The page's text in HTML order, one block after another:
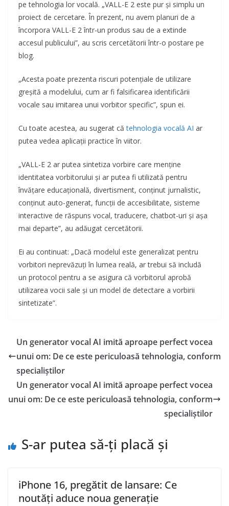
pe tehnologia lor vocală. „VALL-E 2 este pur și simplu un
proiect de cercetare. În prezent, nu avem planuri de a
încorpora VALL-E 2 într-un produs sau de a extinde
accesul publicului”, au scris cercetătorii într-o postare pe
blog.
„Acesta poate prezenta riscuri potențiale de utilizare
greșită a modelului, cum ar fi falsificarea identificării
vocale sau imitarea unui vorbitor specific”, spun ei.
Cu toate acestea, au sugerat cătehnologia vocală AI ar
putea vedea aplicații practice în viitor.
„VALL-E 2 ar putea sintetiza vorbire care menține
identitatea vorbitorului și ar putea fi utilizată pentru
învățare educațională, divertisment, conținut jurnalistic,
conținut auto-generat, funcții de accesibilitate, sisteme
interactive de răspuns vocal, traducere, chatbot-uri și așa
mai departe”, au adăugat cercetătorii.
Ei au continuat: „Dacă modelul este generalizat pentru
vorbitori neprevăzuți în lumea reală, ar trebui să includă
un protocol pentru a se asigura că vorbitorul aprobă
utilizarea vocii sale și un model de detectare a vorbirii
sintetizate”.
Un generator vocal AI imită aproape perfect vocea
unui om: De ce este periculoasă tehnologia, conform
specialiștilor
Un generator vocal AI imită aproape perfect vocea
unui om: De ce este periculoasă tehnologia, conform
specialiștilor
S-ar putea să-ți placă și
iPhone 16, pregătit de lansare: Ce
noutăți aduce noua generație